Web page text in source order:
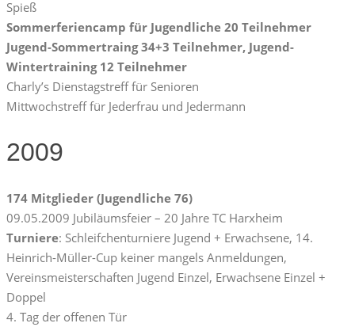
Spieß
Sommerferiencamp für Jugendliche 20 Teilnehmer
Jugend-Sommertraing 34+3 Teilnehmer, Jugend-
Wintertraining 12 Teilnehmer
Charly’s Dienstagstreff für Senioren
Mittwochstreff für Jederfrau und Jedermann
2009
174 Mitglieder (Jugendliche 76)
09.05.2009 Jubiläumsfeier – 20 Jahre TC Harxheim
Turniere: Schleifchenturniere Jugend + Erwachsene, 14.
Heinrich-Müller-Cup keiner mangels Anmeldungen,
Vereinsmeisterschaften Jugend Einzel, Erwachsene Einzel +
Doppel
4. Tag der offenen Tür